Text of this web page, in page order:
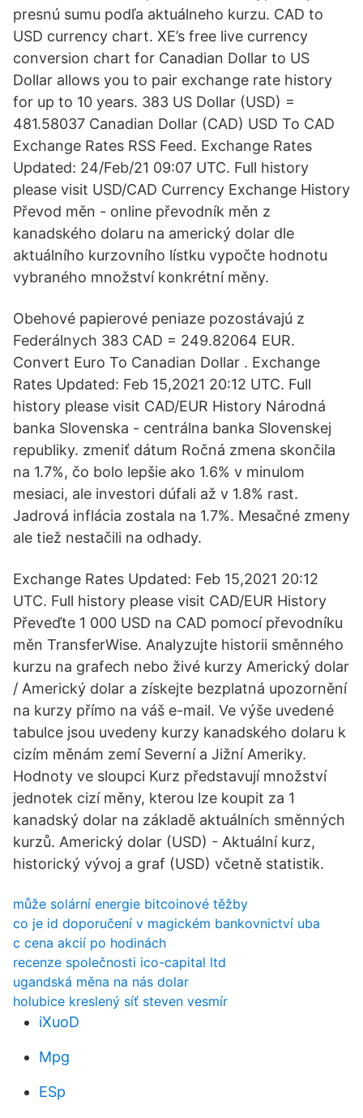
presnú sumu podľa aktuálneho kurzu. CAD to
USD currency chart. XE’s free live currency
conversion chart for Canadian Dollar to US
Dollar allows you to pair exchange rate history
for up to 10 years. 383 US Dollar (USD) =
481.58037 Canadian Dollar (CAD) USD To CAD
Exchange Rates RSS Feed. Exchange Rates
Updated: 24/Feb/21 09:07 UTC. Full history
please visit USD/CAD Currency Exchange History
Převod měn - online převodník měn z
kanadského dolaru na americký dolar dle
aktuálního kurzovního lístku vypočte hodnotu
vybraného množství konkrétní měny.
Obehové papierové peniaze pozostávajú z
Federálnych 383 CAD = 249.82064 EUR.
Convert Euro To Canadian Dollar . Exchange
Rates Updated: Feb 15,2021 20:12 UTC. Full
history please visit CAD/EUR History Národná
banka Slovenska - centrálna banka Slovenskej
republiky. zmeniť dátum Ročná zmena skončila
na 1.7%, čo bolo lepšie ako 1.6% v minulom
mesiaci, ale investori dúfali až v 1.8% rast.
Jadrová inflácia zostala na 1.7%. Mesačné zmeny
ale tiež nestačili na odhady.
Exchange Rates Updated: Feb 15,2021 20:12
UTC. Full history please visit CAD/EUR History
Převeďte 1 000 USD na CAD pomocí převodníku
měn TransferWise. Analyzujte historii směnného
kurzu na grafech nebo živé kurzy Americký dolar
/ Americký dolar a získejte bezplatná upozornění
na kurzy přímo na váš e-mail. Ve výše uvedené
tabulce jsou uvedeny kurzy kanadského dolaru k
cizím měnám zemí Severní a Jižní Ameriky.
Hodnoty ve sloupci Kurz představují množství
jednotek cizí měny, kterou lze koupit za 1
kanadský dolar na základě aktuálních směnných
kurzů. Americký dolar (USD) - Aktuální kurz,
historický vývoj a graf (USD) včetně statistik.
může solární energie bitcoinové těžby
co je id doporučení v magickém bankovnictví uba
c cena akcií po hodinách
recenze společnosti ico-capital ltd
ugandská měna na nás dolar
holubice kreslený síť steven vesmír
iXuoD
Mpg
ESp